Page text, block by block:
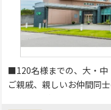
■120名様までの、大・中
ご親戚、親しいお仲間同